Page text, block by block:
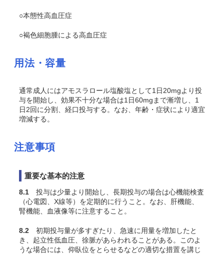
○本態性高血圧症
○褐色細胞腫による高血圧症
用法・容量
通常成人にはアモスラロール塩酸塩として1日20mgより投
与を開始し、効果不十分な場合は1日60mgまで漸増し、1
日2回に分割、経口投与する。なお、年齢・症状により適宜
増減する。
注意事項
重要な基本的注意
8.1 投与は少量より開始し、長期投与の場合は心機能検査
（心電図、X線等）を定期的に行うこと。なお、肝機能、
腎機能、血液像等に注意すること。
8.2 初期投与量が多すぎたり、急速に用量を増加したと
き、起立性低血圧、徐脈があらわれることがある。このよ
うな場合には、仰臥位をとらせるなどの適切な措置を講じ